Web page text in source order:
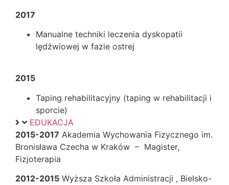
2017
Manualne techniki leczenia dyskopatii
lędźwiowej w fazie ostrej
2015
Taping rehabilitacyjny (taping w rehabilitacji i
sporcie)
EDUKACJA
2015-2017 Akademia Wychowania Fizycznego im.
Bronisława Czecha w Kraków – Magister,
Fizjoterapia
2012-2015 Wyższa Szkoła Administracji , Bielsko-